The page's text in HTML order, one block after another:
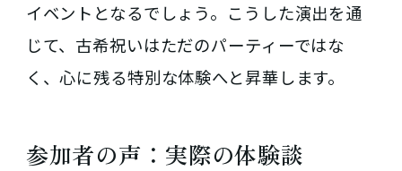
イベントとなるでしょう。こうした演出を通
じて、古希祝いはただのパーティーではな
く、心に残る特別な体験へと昇華します。
参加者の声：実際の体験談